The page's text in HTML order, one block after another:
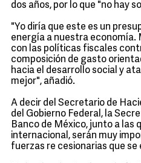
dos años, por lo que "no hay
"Yo diría que este es un
energía a nuestra economía.
con las políticas fiscales
composición de gasto
hacia el desarrollo social y
mejor", añadió.
A decir del Secretario de
del Gobierno Federal, la
Banco de México, junto a las
internacional, serán muy
fuerzas re cesionarias que